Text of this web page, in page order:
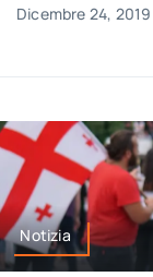
Dicembre 24, 2019
Notizia